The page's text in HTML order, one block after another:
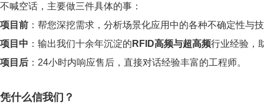
不喊空话，主要做三件具体的事：
项目前 ：帮您深挖需求，分析场景化应用中的各种不确定性与
项目中 ：输出我们十余年沉淀的 RFID高频与超高频行业经验，
项目后 ：24小时内响应售后，直接对话经验丰富的工程师。
凭什么信我们？